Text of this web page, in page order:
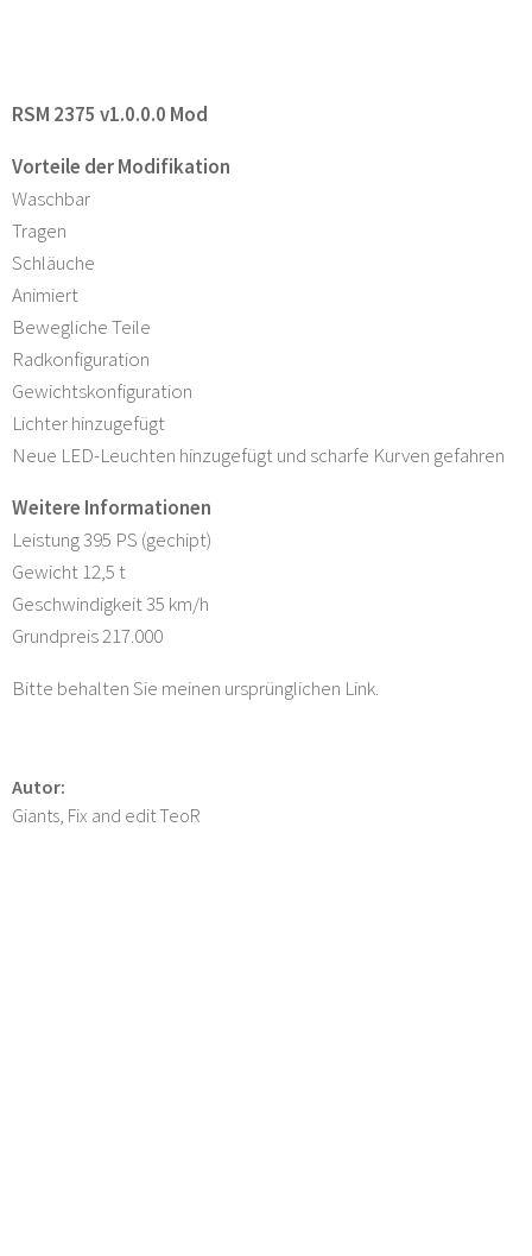
RSM 2375 v1.0.0.0 Mod
Vorteile der Modifikation
Waschbar
Tragen
Schläuche
Animiert
Bewegliche Teile
Radkonfiguration
Gewichtskonfiguration
Lichter hinzugefügt
Neue LED-Leuchten hinzugefügt und scharfe Kurven gefahren
Weitere Informationen
Leistung 395 PS (gechipt)
Gewicht 12,5 t
Geschwindigkeit 35 km/h
Grundpreis 217.000
Bitte behalten Sie meinen ursprünglichen Link.
Autor:
Giants, Fix and edit TeoR